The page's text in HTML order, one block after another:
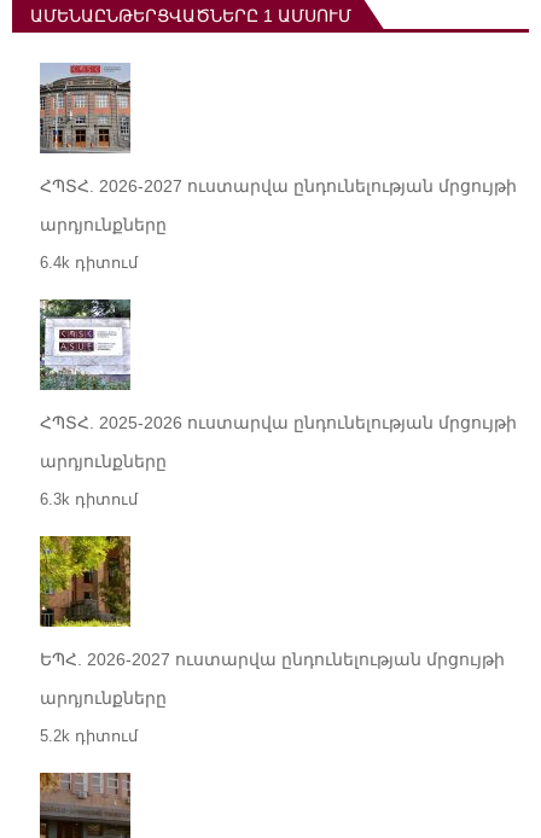
ԱՄԵՆԱԸՆԹԵՐՑՎԱԾՆԵՐԸ 1 ԱՄՍՈՒՄ
ՀՊՏՀ. 2026-2027 ուստարվա ընդունելության մրցույթի
արդյունքները
6.4k դիտում
ՀՊՏՀ. 2025-2026 ուստարվա ընդունելության մրցույթի
արդյունքները
6.3k դիտում
ԵՊՀ. 2026-2027 ուստարվա ընդունելության մրցույթի
արդյունքները
5.2k դիտում